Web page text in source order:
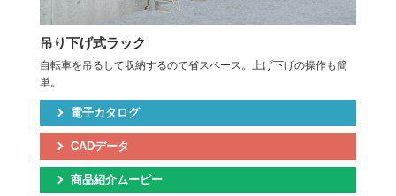
吊り下げ式ラック
自転車を吊るして収納するので省スペース。上げ下げの操作も簡
単。
電子カタログ
CADデータ
商品紹介ムービー